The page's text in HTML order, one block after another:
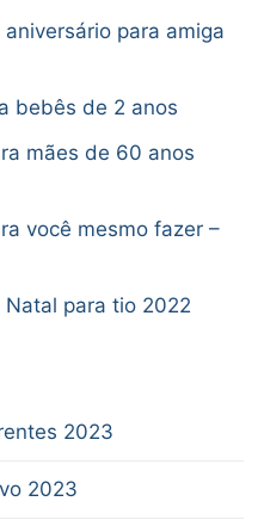
para amiga
bebês de 2 anos
mães de 60 anos
você mesmo fazer –
para tio 2022
2023
2023